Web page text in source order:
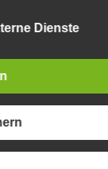
per E-Mail. Die
Zuständige
Dienste